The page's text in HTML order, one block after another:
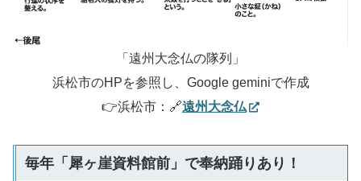
「遠州大念仏の隊列」
浜松市のHPを参照し、Google geminiで作成
👉浜松市：🔗遠州大念仏
毎年「犀ヶ崖資料館前」で奉納踊りあり！